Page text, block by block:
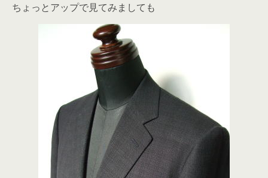
ちょっとアップで見てみましても